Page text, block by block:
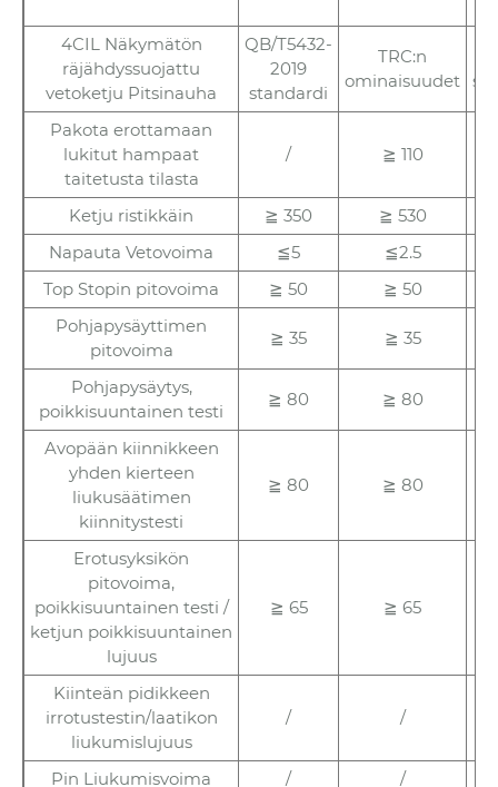
4CIL Näkymätön
räjähdyssuojattu
vetoketju Pitsinauha
QB/T5432-
2019
standardi
TRC:n
ominaisuudet
Pakota erottamaan
lukitut hampaat
taitetusta tilasta
/ ≧ 110
Ketju ristikkäin ≧ 350
≧ 530
Napauta Vetovoima
≦5
≦2.5
Top Stopin pitovoima
≧ 50
≧ 50
Pohjapysäyttimen
pitovoima
≧ 35 ≧ 35
Pohjapysäytys,
poikkisuuntainen testi
≧ 80 ≧ 80
Avopään kiinnikkeen
yhden kierteen
liukusäätimen
kiinnitystesti
≧ 80 ≧ 80
Erotusyksikön
pitovoima,
poikkisuuntainen testi /
ketjun poikkisuuntainen
lujuus
≧ 65 ≧ 65
Kiinteän pidikkeen
irrotustestin/laatikon
liukumislujuus
/ /
Pin Liukumisvoima / /